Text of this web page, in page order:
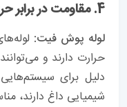
4. مقاومت در برابر حرارت
لوله پوش فیت:
حرارت دارند و
دلیل برای
شیمیایی داغ دارند،